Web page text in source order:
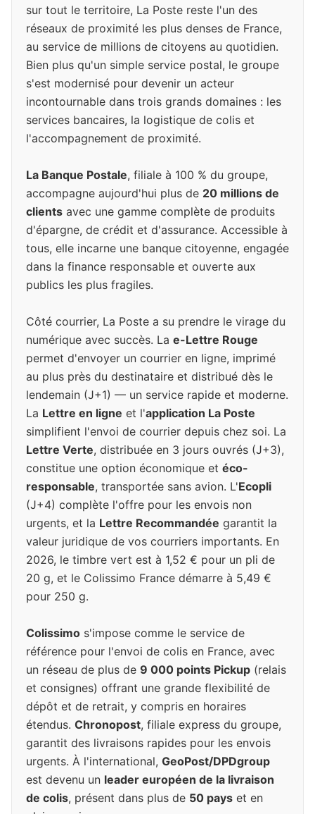
sur tout le territoire, La Poste reste l'un des
réseaux de proximité les plus denses de France,
au service de millions de citoyens au quotidien.
Bien plus qu'un simple service postal, le groupe
s'est modernisé pour devenir un acteur
incontournable dans trois grands domaines : les
services bancaires, la logistique de colis et
l'accompagnement de proximité.
La Banque Postale, filiale à 100 % du groupe,
accompagne aujourd'hui plus de 20 millions de
clients avec une gamme complète de produits
d'épargne, de crédit et d'assurance. Accessible à
tous, elle incarne une banque citoyenne, engagée
dans la finance responsable et ouverte aux
publics les plus fragiles.
Côté courrier, La Poste a su prendre le virage du
numérique avec succès. La e-Lettre Rouge
permet d'envoyer un courrier en ligne, imprimé
au plus près du destinataire et distribué dès le
lendemain (J+1) — un service rapide et moderne.
La Lettre en ligne et l'application La Poste
simplifient l'envoi de courrier depuis chez soi. La
Lettre Verte, distribuée en 3 jours ouvrés (J+3),
constitue une option économique et éco-
responsable, transportée sans avion. L'Ecopli
(J+4) complète l'offre pour les envois non
urgents, et la Lettre Recommandée garantit la
valeur juridique de vos courriers importants. En
2026, le timbre vert est à 1,52 € pour un pli de
20 g, et le Colissimo France démarre à 5,49 €
pour 250 g.
Colissimo s'impose comme le service de
référence pour l'envoi de colis en France, avec
un réseau de plus de 9 000 points Pickup (relais
et consignes) offrant une grande flexibilité de
dépôt et de retrait, y compris en horaires
étendus. Chronopost, filiale express du groupe,
garantit des livraisons rapides pour les envois
urgents. À l'international, GeoPost/DPDgroup
est devenu un leader européen de la livraison
de colis, présent dans plus de 50 pays et en